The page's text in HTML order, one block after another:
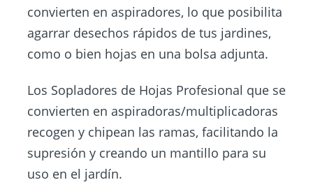
convierten en aspiradores, lo que posibilita
agarrar desechos rápidos de tus jardines,
como o bien hojas en una bolsa adjunta.
Los Sopladores de Hojas Profesional que se
convierten en aspiradoras/multiplicadoras
recogen y chipean las ramas, facilitando la
supresión y creando un mantillo para su
uso en el jardín.